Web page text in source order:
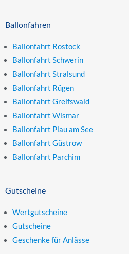
Ballonfahren
Ballonfahrt Rostock
Ballonfahrt Schwerin
Ballonfahrt Stralsund
Ballonfahrt Rügen
Ballonfahrt Greifswald
Ballonfahrt Wismar
Ballonfahrt Plau am See
Ballonfahrt Güstrow
Ballonfahrt Parchim
Gutscheine
Wertgutscheine
Gutscheine
Geschenke für Anlässe